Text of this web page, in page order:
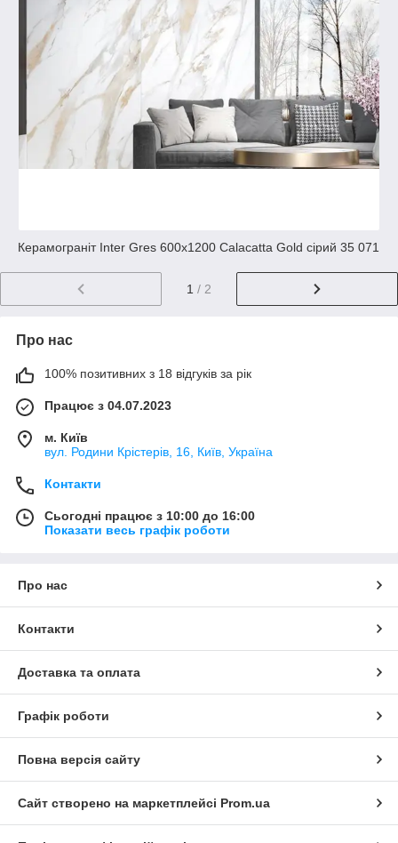
Керамограніт Inter Gres 600x1200 Calacatta Gold сірий 35 071
1 / 2
Про нас
100% позитивних з 18 відгуків за рік
Працює з 04.07.2023
м. Київ
вул. Родини Крістерів, 16, Київ, Україна
Контакти
Сьогодні працює з 10:00 до 16:00
Показати весь графік роботи
Про нас
Контакти
Доставка та оплата
Графік роботи
Повна версія сайту
Сайт створено на маркетплейсі Prom.ua